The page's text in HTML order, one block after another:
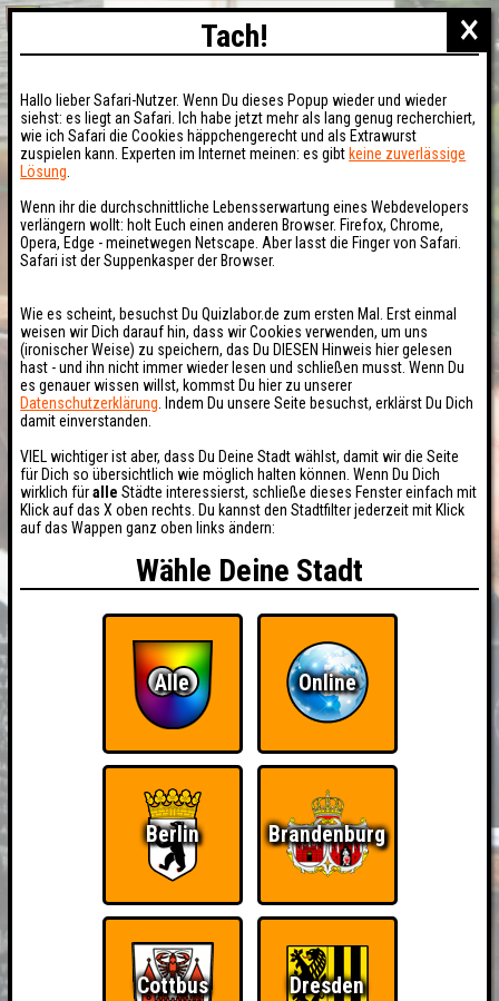
×
Tach!
Hallo lieber Safari-Nutzer. Wenn Du dieses Popup wieder und wieder
siehst: es liegt an Safari. Ich habe jetzt mehr als lang genug recherchiert,
wie ich Safari die Cookies häppchengerecht und als Extrawurst
zuspielen kann. Experten im Internet meinen: es gibt keine zuverlässige
Lösung
Wenn ihr die durchschnittliche Lebensserwartung eines Webdevelopers
verlängern wollt: holt Euch einen anderen Browser. Firefox, Chrome,
Opera, Edge - meinetwegen Netscape. Aber lasst die Finger von Safari.
Safari ist der Suppenkasper der Browser.
Wie es scheint, besuchst Du Quizlabor.de zum ersten Mal. Erst einmal
weisen wir Dich darauf hin, dass wir Cookies verwenden, um uns
(ironischer Weise) zu speichern, das Du DIESEN Hinweis hier gelesen
hast - und ihn nicht immer wieder lesen und schließen musst. Wenn Du
es genauer wissen willst, kommst Du hier zu unserer
Datenschutzerklärung . Indem Du unsere Seite besuchst, erklärst Du Dich
damit einverstanden.
VIEL wichtiger ist aber, dass Du Deine Stadt wählst, damit wir die Seite
für Dich so übersichtlich wie möglich halten können. Wenn Du Dich
wirklich füralle Städte interessierst, schließe dieses Fenster einfach mit
Klick auf das X oben rechts. Du kannst den Stadtfilter jederzeit mit Klick
auf das Wappen ganz oben links ändern:
Wähle Deine Stadt
Alle Online
Berlin Brandenburg
Cottbus Dresden